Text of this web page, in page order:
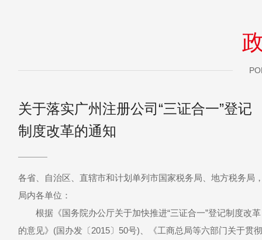
关于落实广州注册公司“三证合一”登记
制度改革的通知
各省、自治区、直辖市和计划单列市国家税务局、地方税务局
局内各单位：
根据《国务院办公厅关于加快推进“三证合一”登记制度改革
的意见》(国办发〔2015〕50号)、《工商总局等六部门关于贯彻